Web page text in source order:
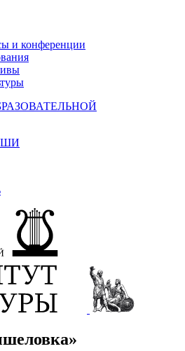
и конференции